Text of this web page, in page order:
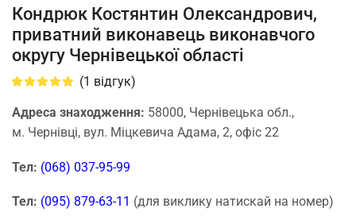
Кондрюк Костянтин Олександрович,
приватний виконавець виконавчого
округу Чернівецької області
(1 відгук)
Адреса знаходження: 58000, Чернівецька обл.,
м. Чернівці, вул. Міцкевича Адама, 2, офіс 22
Тел: (068) 037-95-99
Тел: (095) 879-63-11 (для виклику натискай на номер)